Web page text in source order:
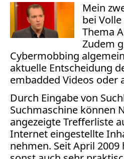
Mein
bei
Thema
Zudem
Cybermobbing
aktuelle Entscheidung
embadded Videos oder
Durch Eingabe von
Suchmaschine können
angezeigte Trefferliste
Internet eingestellte
nehmen. Seit April
Radio
print & online
Bücher
Vita
Kontakt
Datenschutz